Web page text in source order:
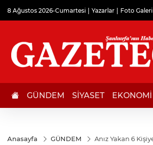
8 Ağustos 2026-Cumartesi Yazarlar Foto Galeri
GÜNDEM SİYASET EKONOMİ
Anasayfa GÜNDEM Anız Yakan 6